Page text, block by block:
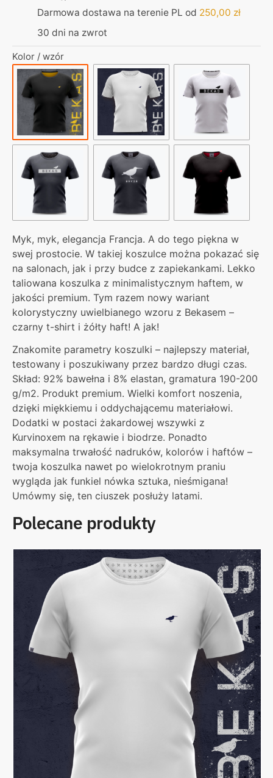
Darmowa dostawa na terenie PL od 250,00 zł
30 dni na zwrot
Kolor / wzór
Myk, myk, elegancja Francja. A do tego piękna w
swej prostocie. W takiej koszulce można pokazać się
na salonach, jak i przy budce z zapiekankami. Lekko
taliowana koszulka z minimalistycznym haftem, w
jakości premium. Tym razem nowy wariant
kolorystyczny uwielbianego wzoru z Bekasem –
czarny t-shirt i żółty haft! A jak!
Znakomite parametry koszulki – najlepszy materiał,
testowany i poszukiwany przez bardzo długi czas.
Skład: 92% bawełna i 8% elastan, gramatura 190-200
g/m2. Produkt premium. Wielki komfort noszenia,
dzięki miękkiemu i oddychającemu materiałowi.
Dodatki w postaci żakardowej wszywki z
Kurvinoxem na rękawie i biodrze. Ponadto
maksymalna trwałość nadruków, kolorów i haftów –
twoja koszulka nawet po wielokrotnym praniu
wygląda jak funkiel nówka sztuka, nieśmigana!
Umówmy się, ten ciuszek posłuży latami.
Polecane produkty